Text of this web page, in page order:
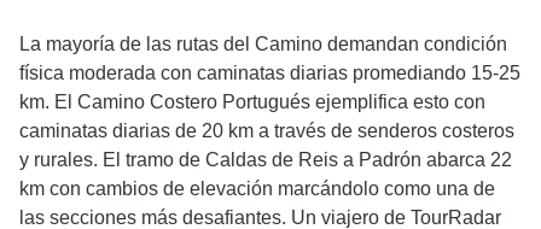
La mayoría de las rutas del Camino demandan condición
física moderada con caminatas diarias promediando 15-25
km. El Camino Costero Portugués ejemplifica esto con
caminatas diarias de 20 km a través de senderos costeros
y rurales. El tramo de Caldas de Reis a Padrón abarca 22
km con cambios de elevación marcándolo como una de
las secciones más desafiantes. Un viajero de TourRadar